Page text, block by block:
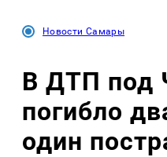
Новости Самары
В ДТП под
погибло
один